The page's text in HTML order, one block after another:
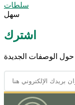
سلطات
سهل
اشترك
حول الوصفات الجديدة